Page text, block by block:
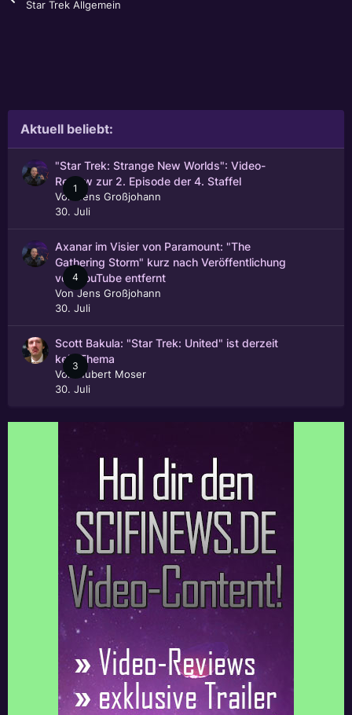
Star Trek Allgemein
Aktuell beliebt:
1
"Star Trek: Strange New Worlds": Video-
Review zur 2. Episode der 4. Staffel
Von
Jens Großjohann
30. Juli
4
Axanar im Visier von Paramount: "The
Gathering Storm" kurz nach Veröffentlichung
von YouTube entfernt
VonJens Großjohann
30. Juli
3
Scott Bakula: "Star Trek: United" ist derzeit
kein Thema
Von
Hubert Moser
30. Juli